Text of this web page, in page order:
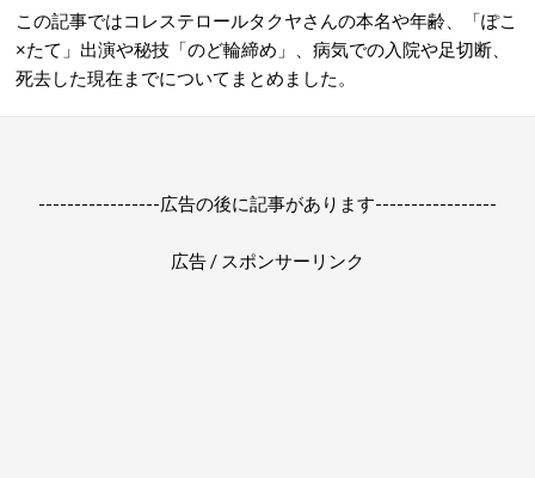
この記事ではコレステロールタクヤさんの本名や年齢、「ぽこ
×たて」出演や秘技「のど輪締め」、病気での入院や足切断、
死去した現在までについてまとめました。
-----------------広告の後に記事があります-----------------
広告 / スポンサーリンク